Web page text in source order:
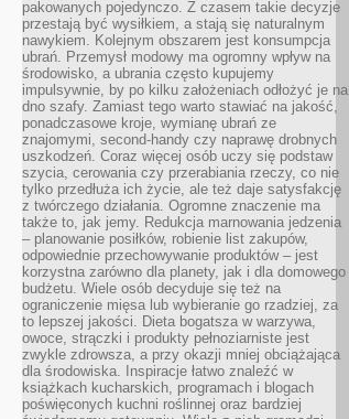
pakowanych pojedynczo. Z czasem takie decyzje
przestają być wysiłkiem, a stają się naturalnym
nawykiem. Kolejnym obszarem jest konsumpcja
ubrań. Przemysł modowy ma ogromny wpływ na
środowisko, a ubrania często kupujemy
impulsywnie, by po kilku założeniach odłożyć je na
dno szafy. Zamiast tego warto stawiać na jakość,
ponadczasowe kroje, wymianę ubrań ze
znajomymi, second-handy czy naprawę drobnych
uszkodzeń. Coraz więcej osób uczy się podstaw
szycia, cerowania czy przerabiania rzeczy, co nie
tylko przedłuża ich życie, ale też daje satysfakcję
z twórczego działania. Ogromne znaczenie ma
także to, jak jemy. Redukcja marnowania jedzenia
– planowanie posiłków, robienie list zakupów,
odpowiednie przechowywanie produktów – jest
korzystna zarówno dla planety, jak i dla domowego
budżetu. Wiele osób decyduje się też na
ograniczenie mięsa lub wybieranie go rzadziej, za
to lepszej jakości. Dieta bogatsza w warzywa,
owoce, strączki i produkty pełnoziarniste jest
zwykle zdrowsza, a przy okazji mniej obciążająca
dla środowiska. Inspiracje łatwo znaleźć w
książkach kucharskich, programach i blogach
poświęconych kuchni roślinnej oraz bardziej